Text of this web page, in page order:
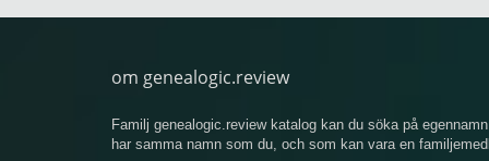
om genealogic.review
Familj genealogic.review katalog kan du söka på
har samma namn som du, och som kan vara en